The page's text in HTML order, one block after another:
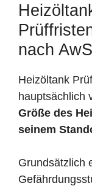
nach
Heizöltank
hauptsächlich
Größe des
seinem
Grundsätzlich